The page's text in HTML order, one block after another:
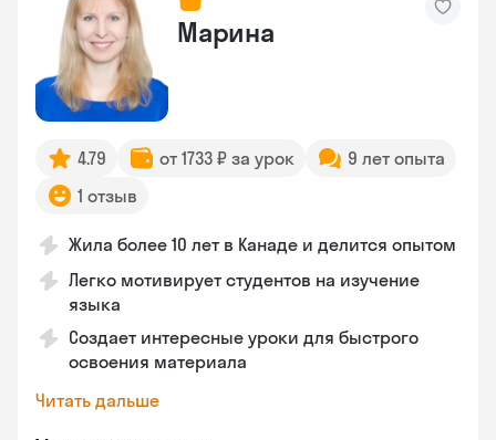
Марина
4.79 от 1733 ₽ за урок
9 лет опыта
1 отзыв
Жила более 10 лет в Канаде и делится опытом
Легко мотивирует студентов на изучение
языка
Создает интересные уроки для быстрого
освоения материала
Читать дальше